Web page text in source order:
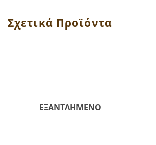
Σχετικά Προϊόντα
ΕΞΑΝΤΛΗΜΈΝΟ